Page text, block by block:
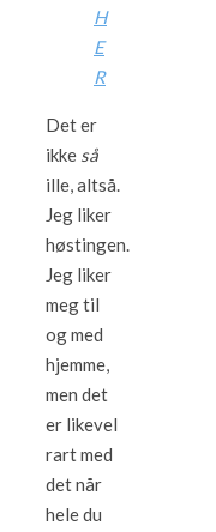
H
E
R
Det er
ikke så
ille, altså.
Jeg liker
høstingen.
Jeg liker
meg til
og med
hjemme,
men det
er likevel
rart med
det når
hele du